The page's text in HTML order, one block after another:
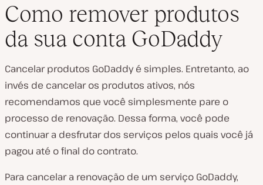
Como remover produtos
da sua conta GoDaddy
Cancelar produtos GoDaddy é simples. Entretanto, ao
invés de cancelar os produtos ativos, nós
recomendamos que você simplesmente pare o
processo de renovação. Dessa forma, você pode
continuar a desfrutar dos serviços pelos quais você já
pagou até o final do contrato.
Para cancelar a renovação de um serviço GoDaddy,